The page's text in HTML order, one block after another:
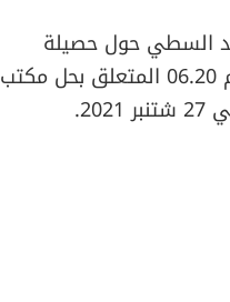
السطي حول حصيلة
تصفية المكتب، أن هذه العملية جاءت تنفيذا لمقتضيات القانون رقم 06.20 المتعلق بحل مكتب